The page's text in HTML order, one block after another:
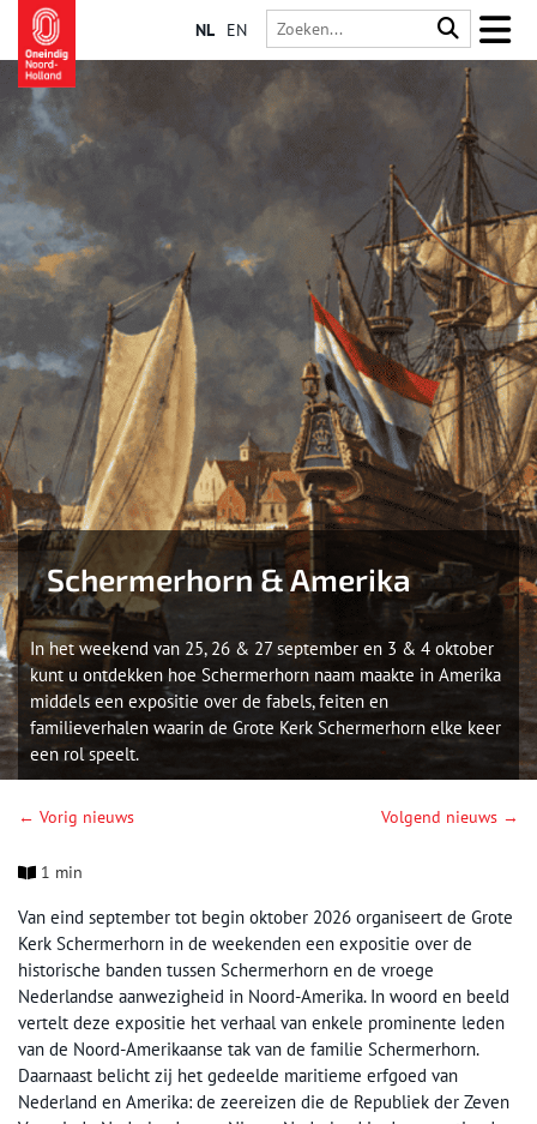
NL EN
Schermerhorn & Amerika
In het weekend van 25, 26 & 27 september en 3 & 4 oktober
kunt u ontdekken hoe Schermerhorn naam maakte in Amerika
middels een expositie over de fabels, feiten en
familieverhalen waarin de Grote Kerk Schermerhorn elke keer
een rol speelt.
← Vorig nieuws Volgend nieuws →
1 min
Van eind september tot begin oktober 2026 organiseert de Grote
Kerk Schermerhorn in de weekenden een expositie over de
historische banden tussen Schermerhorn en de vroege
Nederlandse aanwezigheid in Noord-Amerika. In woord en beeld
vertelt deze expositie het verhaal van enkele prominente leden
van de Noord-Amerikaanse tak van de familie Schermerhorn.
Daarnaast belicht zij het gedeelde maritieme erfgoed van
Nederland en Amerika: de zeereizen die de Republiek der Zeven